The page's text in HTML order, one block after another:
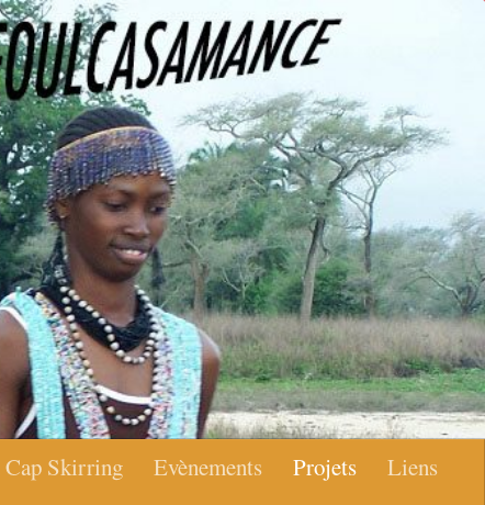
Cap Skirring Evènements Projets
Liens